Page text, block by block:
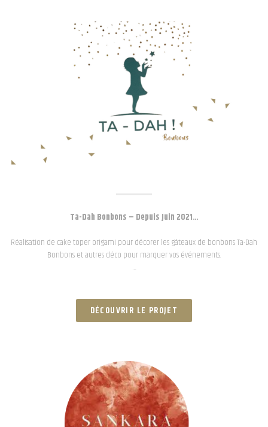
Ta-Dah Bonbons – Depuis Juin 2021…
Réalisation de cake toper origami pour décorer les gâteaux de bonbons Ta-Dah
Bonbons et autres déco pour marquer vos événements.
…
DÉCOUVRIR LE PROJET